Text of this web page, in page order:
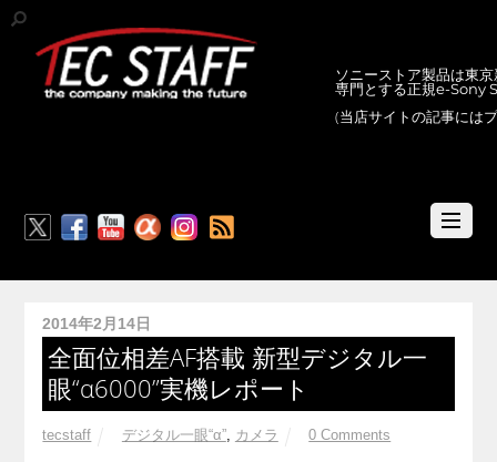
ソニーストア製品は東
専門とする正規e-Sony
(当店サイトの記事には
2014年2月14日
全面位相差AF搭載 新型デジタル一
眼“α6000”実機レポート
tecstaff デジタル一眼“α”, カメラ 0 Comments